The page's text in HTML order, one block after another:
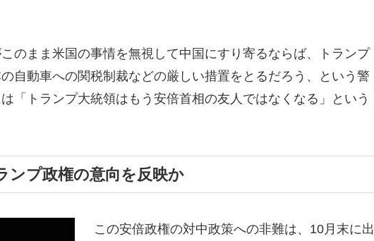
のまま米国の事情を無視して中国にすり寄るならば、トランプ
自動車への関税制裁などの厳しい措置をとるだろう、という警
「トランプ大統領はもう安倍首相の友人ではなくなる」という
ンプ政権の意向を反映か
この安倍政権の対中政策への非難は、10月末に出